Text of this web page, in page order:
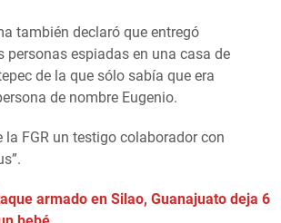
también declaró que entregó
personas espiadas en una casa de
de la que sólo sabía que era
de nombre Eugenio.
la FGR un testigo colaborador con
armado en Silao, Guanajuato deja 6